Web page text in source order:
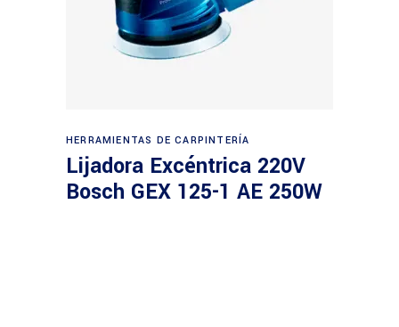
Leer más
HERRAMIENTAS DE CARPINTERÍA
Lijadora Excéntrica 220V
Bosch GEX 125-1 AE 250W